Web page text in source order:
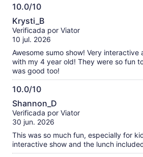
10.0/10
10.0
de
10
Krysti_B
Verificada por Viator
10 jul. 2026
Awesome sumo show! Very
with my 4 year old! They were so fun
was good too!
10.0/10
10.0
de
10
Shannon_D
Verificada por Viator
30 jun. 2026
This was so much fun, especially for
interactive show and the lunch